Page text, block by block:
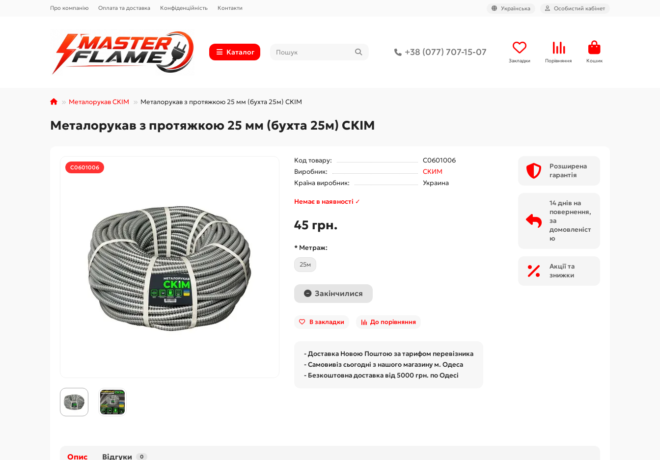
Про компанію Оплата та доставка Конфіденційність Контакти Українська Особистий кабінет
Каталог +38 (077) 707-15-07
Закладки Порівняння Кошик
Металорукав CКІМ Металорукав з протяжкою 25 мм (бухта 25м) CКІМ
Металорукав з протяжкою 25 мм (бухта 25м) CКІМ
С0601006
Код товару:
С0601006
Виробник:
СКИМ
Країна виробник:
Украина
Немає в наявності ✓
45 грн.
* Метраж:
25м
Закінчилися
В закладки До порівняння
- Доставка Новою Поштою за тарифом перевізника
- Самовивіз сьогодні з нашого магазину м. Одеса
- Безкоштовна доставка від 5000 грн. по Одесі
Розширена
гарантія
14 днів на
повернення,
за
домовленіст
ю
Акції та
знижки
Опис Відгуки 0